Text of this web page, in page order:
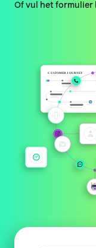
Of vul het formulier